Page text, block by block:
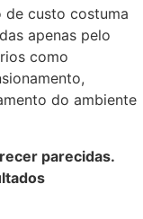
de custo costuma
apenas pelo
como
do ambiente
parecidas.